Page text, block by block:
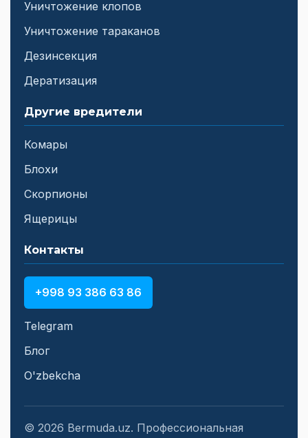
Уничтожение клопов
Уничтожение тараканов
Дезинсекция
Дератизация
Другие вредители
Комары
Блохи
Скорпионы
Ящерицы
Контакты
+998 93 386 63 86
Telegram
Блог
O'zbekcha
© 2026 Bermuda.uz. Профессиональная